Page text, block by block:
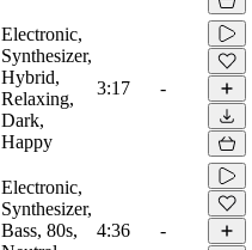
Electronic,
Synthesizer,
Hybrid,
Relaxing,
Dark,
Happy
3:17 -
Electronic,
Synthesizer,
Bass, 80s,
4:36 -